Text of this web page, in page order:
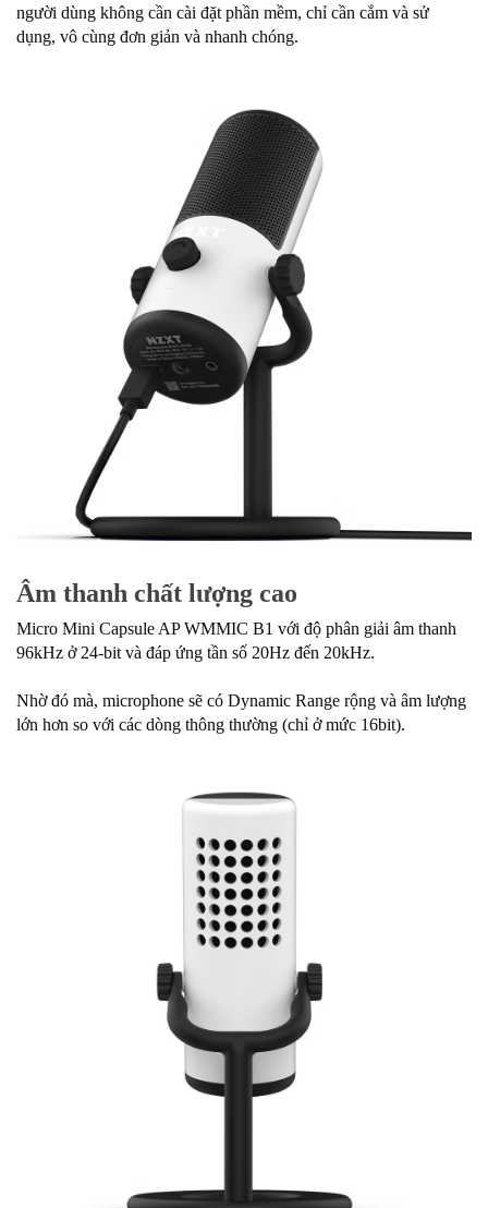
người dùng không cần cài đặt phần mềm, chỉ cần cắm và sử
dụng, vô cùng đơn giản và nhanh chóng.
Âm thanh chất lượng cao
Micro Mini Capsule AP WMMIC B1 với độ phân giải âm thanh
96kHz ở 24-bit và đáp ứng tần số 20Hz đến 20kHz.
Nhờ đó mà, microphone sẽ có Dynamic Range rộng và âm lượng
lớn hơn so với các dòng thông thường (chỉ ở mức 16bit).